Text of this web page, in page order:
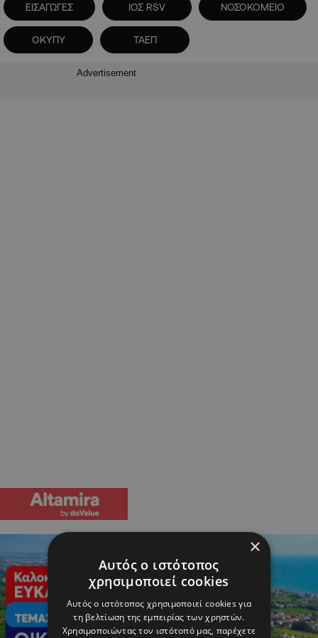
ΕΙΣΑΓΩΓΕΣ ΙΟΣ RSV ΝΟΣΟΚΟΜΕΙΟ
ΟΚΥΠΥ ΤΑΕΠ
Advertisement
×
Αυτός ο ιστότοπος
χρησιμοποιεί cookies
Αυτός ο ιστότοπος χρησιμοποιεί cookies για
τη βελτίωση της εμπειρίας των χρηστών.
Χρησιμοποιώντας τον ιστότοπό μας, παρέχετε